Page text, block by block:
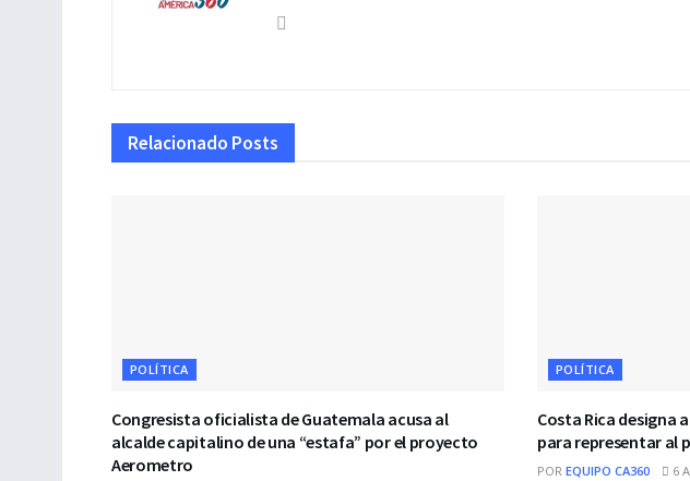
Relacionado Posts
POLÍTICA
Congresista oficialista de Guatemala acusa al
alcalde capitalino de una “estafa” por el proyecto
Aerometro
POLÍTICA
Costa Rica designa
para representar al
POR EQUIPO CA360 6